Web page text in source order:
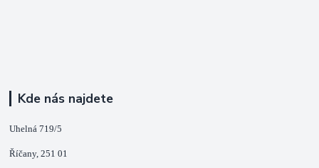
Kde nás najdete
Uhelná 719/5
Říčany, 251 01